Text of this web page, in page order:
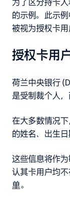
的示例。此示
被视为授权卡用
授权卡用
荷兰中央银行
是受制裁个人
在大多数情况下
的姓名、出生日
这些信息将作
认其卡用户均
单。